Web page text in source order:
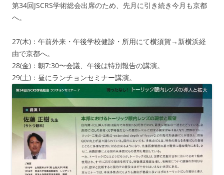
第34回JSCRS学術総会出席のため、先月に引き続き今月も京都
へ。
27(木)：午前外来・午後学校健診・所用にて横須賀→新横浜経
由で京都へ。
28(金)：朝7:30〜会議、午後は特別報告の講演。
29(土)：昼にランチョンセミナー講演。